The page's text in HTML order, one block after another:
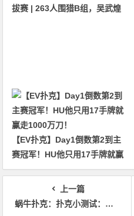
拔赛 | 263人围猎B组，吴武煌
【EV扑克】Day1倒数第2到主
赛冠军！HU他只用17手牌就赢
走1000万刀！
上一篇
蜗牛扑克：​扑克小测试：你应该如何应对3bet？